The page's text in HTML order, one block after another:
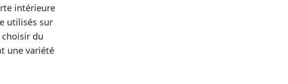
intérieure
utilisés sur
du
une variété